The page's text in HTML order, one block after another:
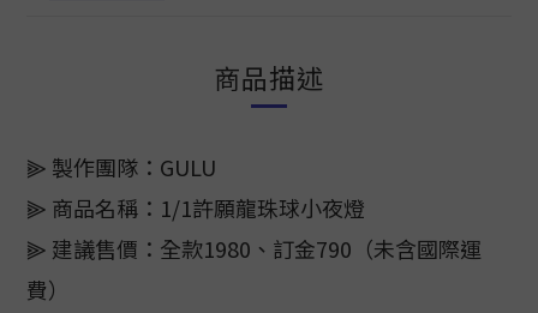
商品描述
⫸ 製作團隊：GULU
⫸ 商品名稱：1/1許願龍珠球小夜燈
⫸ 建議售價：全款1980、訂金790（未含國際運
費）